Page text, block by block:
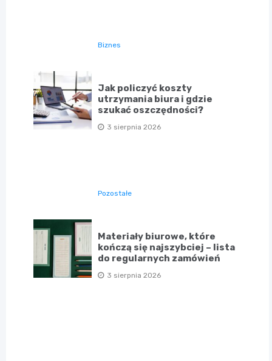
Biznes
Jak policzyć koszty
utrzymania biura i gdzie
szukać oszczędności?
3 sierpnia 2026
Pozostałe
Materiały biurowe, które
kończą się najszybciej – lista
do regularnych zamówień
3 sierpnia 2026